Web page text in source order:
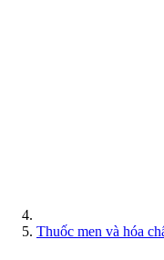
Thuốc men và hóa